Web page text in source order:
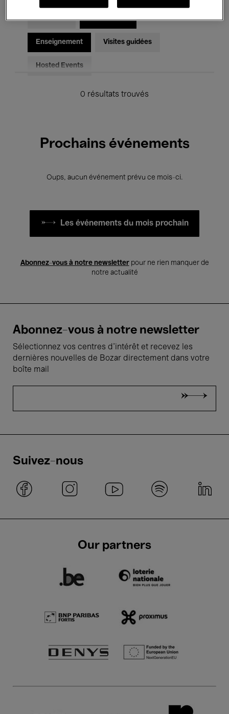
Pour tous Kids’ Palace
Enseignement Visites guidées
Hosted Events
0 résultats trouvés
Prochains événements
Oups, aucun événement prévu ce mois-ci.
Les événements du mois prochain
Abonnez-vous à notre newsletterpour ne rien manquer de
notre actualité
Abonnez-vous à notre newsletter
Sélectionnez vos centres d'intérêt et recevez les
dernières nouvelles de Bozar directement dans votre
boîte mail
Suivez-nous
Our partners